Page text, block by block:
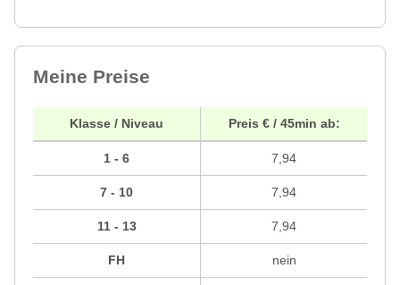
Meine Preise
Klasse / Niveau
1 - 6
7 - 10
11 - 13
FH
Preis € / 45min ab:
7,94
7,94
7,94
nein